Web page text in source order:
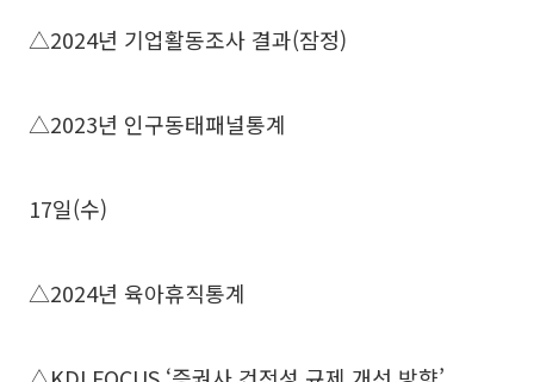
△2024년 기업활동조사 결과(잠정)
△2023년 인구동태패널통계
17일(수)
△2024년 육아휴직통계